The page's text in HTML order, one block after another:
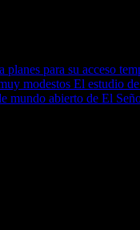
planes para su acceso
modestos El estudio
mundo abierto de El